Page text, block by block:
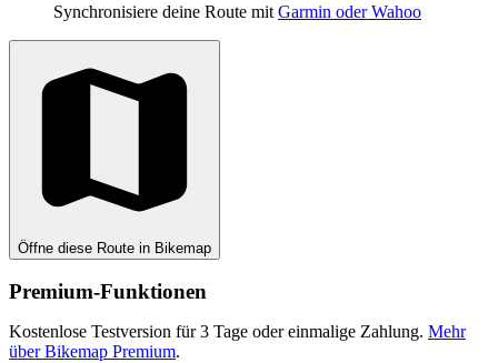
Synchronisiere deine Route mit Garmin oder Wahoo
Öffne diese Route in Bikemap
Premium-Funktionen
Kostenlose Testversion für 3 Tage oder einmalige Zahlung. Mehr
über Bikemap Premium.